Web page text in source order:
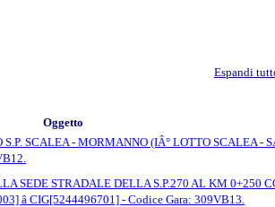
Espandi
Oggetto
SCALEA - MORMANNO (IÂ° LOTTO SCALEA -
SEDE STRADALE DELLA S.P.270 AL KM 0+250
â CIG[5244496701] - Codice Gara: 309VB13.